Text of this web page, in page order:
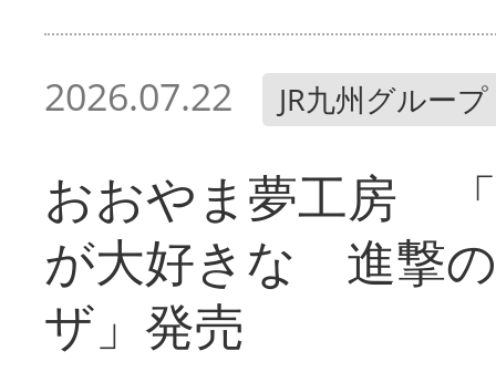
2026.07.22 JR九州グループ
おおやま夢工房
が大好きな 進撃
ザ」発売